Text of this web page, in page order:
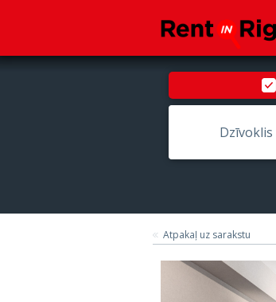
Dzīvoklis
Atpakaļ uz sarakstu